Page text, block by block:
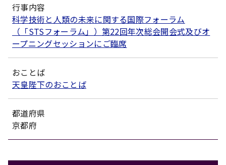
行事内容
科学技術と人類の未来に関する国際フォーラム
（「STSフォーラム」）第22回年次総会開会式及びオ
ープニングセッションにご臨席
おことば
天皇陛下のおことば
都道府県
京都府